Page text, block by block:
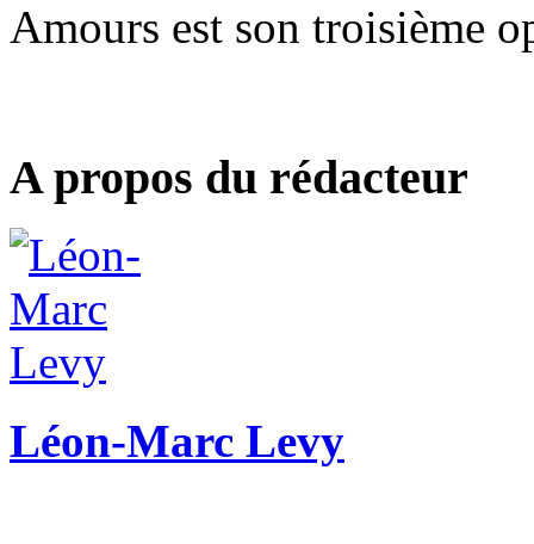
Amours est son troisième
A propos du rédacteur
Léon-Marc Levy